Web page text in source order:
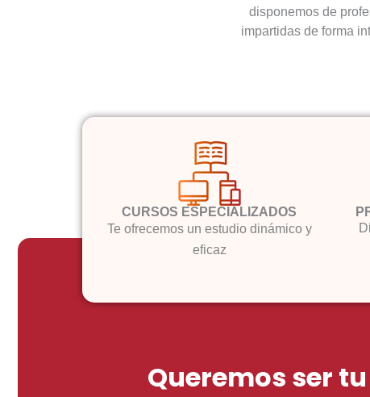
disponemos de
impartidas de forma
CURSOS ESPECIALIZADOS
Te ofrecemos un estudio dinámico y
eficaz
Queremos ser